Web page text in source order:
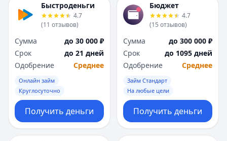
Быстроденьги
4.7
(11 отзывов)
Сумма
до 30 000 ₽
Срок
до 21 дней
Одобрение
Среднее
Онлайн займ
Круглосуточно
Получить деньги
Бюджет
4.7
(15 отзывов)
Сумма
до 300 000 ₽
Срок
до 1095 дней
Одобрение
Среднее
Займ Стандарт
На любые цели
Получить деньги